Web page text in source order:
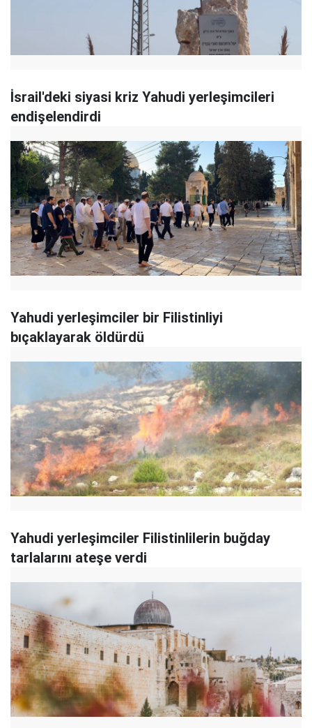
İsrail'deki siyasi kriz Yahudi yerleşimcileri
endişelendirdi
Yahudi yerleşimciler bir Filistinliyi
bıçaklayarak öldürdü
Yahudi yerleşimciler Filistinlilerin buğday
tarlalarını ateşe verdi